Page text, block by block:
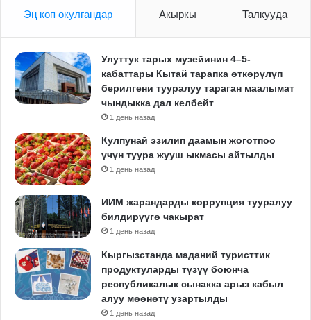
Эң көп окулгандар Акыркы Талкууда
Улуттук тарых музейинин 4–5-
кабаттары Кытай тарапка өткөрүлүп
берилгени тууралуу тараган маалымат
чындыкка дал келбейт
1 день назад
Кулпунай эзилип даамын жоготпоо
үчүн туура жууш ыкмасы айтылды
1 день назад
ИИМ жарандарды коррупция тууралуу
билдирүүгө чакырат
1 день назад
Кыргызстанда маданий туристтик
продуктуларды түзүү боюнча
республикалык сынакка арыз кабыл
алуу мөөнөтү узартылды
1 день назад